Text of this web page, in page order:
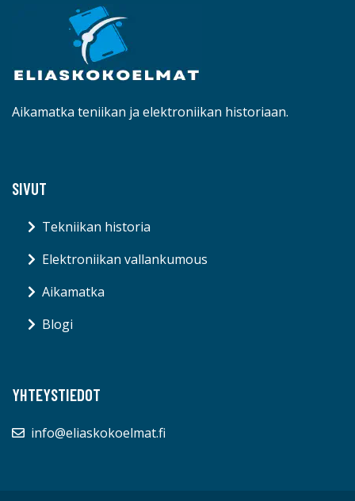
Aikamatka teniikan ja elektroniikan historiaan.
SIVUT
Tekniikan historia
Elektroniikan vallankumous
Aikamatka
Blogi
YHTEYSTIEDOT
info@eliaskokoelmat.fi